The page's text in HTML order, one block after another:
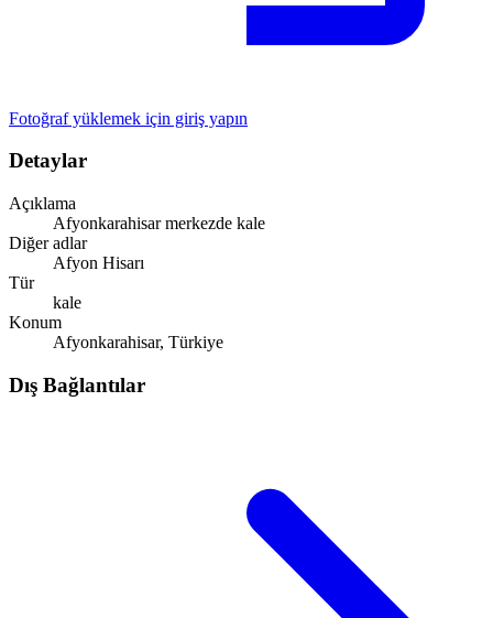
Fotoğraf yüklemek için giriş yapın
Detaylar
Açıklama
Afyonkarahisar merkezde kale
Diğer adlar
Afyon Hisarı
Tür
kale
Konum
Afyonkarahisar, Türkiye
Dış Bağlantılar